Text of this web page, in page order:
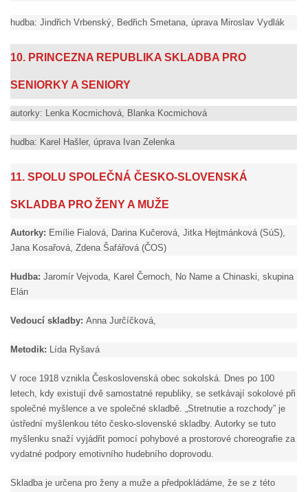
hudba: Jindřich Vrbenský, Bedřich Smetana, úprava Miroslav Vydlák
10. PRINCEZNA REPUBLIKA SKLADBA PRO
SENIORKY A SENIORY
autorky: Lenka Kocmichová, Blanka Kocmichová
hudba: Karel Hašler, úprava Ivan Zelenka
11. SPOLU SPOLEČNÁ ČESKO-SLOVENSKÁ
SKLADBA PRO ŽENY A MUŽE
Autorky: Emílie Fialová, Darina Kučerová, Jitka Hejtmánková (SúS),
Jana Kosařová, Zdena Šafářová (ČOS)
Hudba: Jaromír Vejvoda, Karel Černoch, No Name a Chinaski, skupina
Elán
Vedoucí skladby: Anna Jurčíčková,
Metodik: Lída Ryšavá
V roce 1918 vznikla Československá obec sokolská. Dnes po 100
letech, kdy existují dvě samostatné republiky, se setkávají sokolové při
společné myšlence a ve společné skladbě. „Stretnutie a rozchody” je
ústřední myšlenkou této česko-slovenské skladby. Autorky se tuto
myšlenku snaží vyjádřit pomocí pohybové a prostorové choreografie za
vydatné podpory emotivního hudebního doprovodu.
Skladba je určena pro ženy a muže a předpokládáme, že se z této